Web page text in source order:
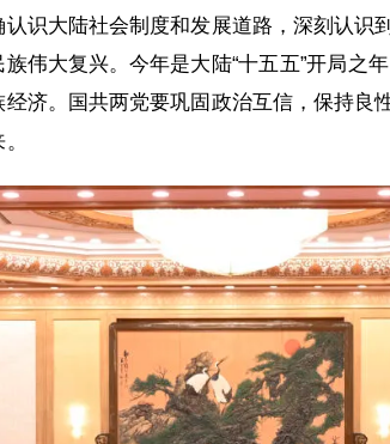
识大陆社会制度和发展道路，深刻认识
伟大复兴。今年是大陆“十五五”开局之
济。国共两党要巩固政治互信，保持良